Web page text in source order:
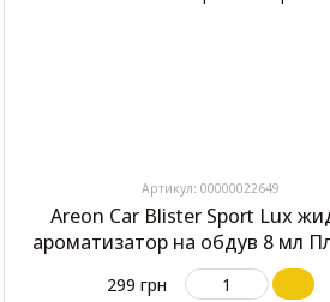
Артикул: 00000022649
Areon Car Blister Sport Lux
ароматизатор на обдув 8 мл
299 грн